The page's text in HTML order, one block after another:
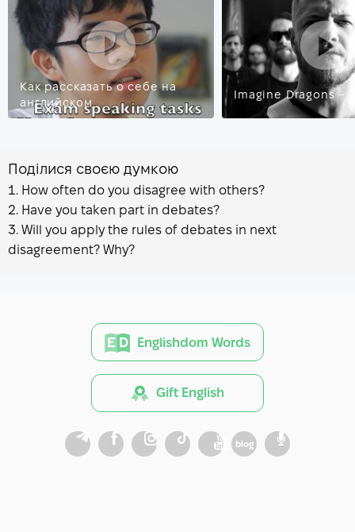
Как рассказать о себе на
английском
Imagine Dragons –
Поділися своєю думкою
How often do you disagree with others?
Have you taken part in debates?
Will you apply the rules of debates in next
disagreement? Why?
Englishdom Words
Gift English
blog